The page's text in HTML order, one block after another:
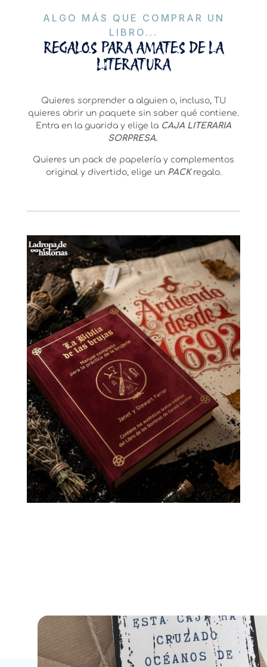
ALGO MÁS QUE COMPRAR UN
LIBRO...
REGALOS PARA AMATES DE LA
LITERATURA
Quieres sorprender a alguien o, incluso, TU
quieres abrir un paquete sin saber qué contiene.
Entra en la guarida y elige la CAJA LITERARIA
SORPRESA.
Quieres un pack de papelería y complementos
original y divertido, elige un PACK regalo.